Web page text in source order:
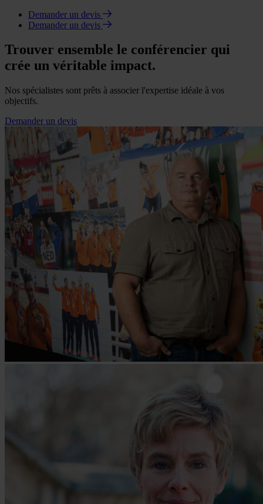
Demander un devis
Demander un devis
Trouver ensemble le conférencier qui
crée un véritable impact.
Nos spécialistes sont prêts à associer l'expertise idéale à vos
objectifs.
Demander un devis